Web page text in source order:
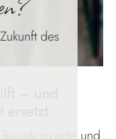
des
– und